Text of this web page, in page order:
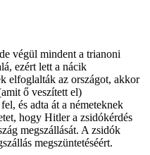
végül mindent a trianoni
ezért lett a nácik
elfoglalták az országot, akkor
ő veszített el)
és adta át a németeknek
hogy Hitler a zsidókérdés
megszállását. A zsidók
megszüntetéséért.